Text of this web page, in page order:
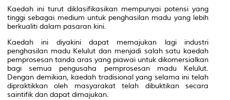
Kaedah ini turut diklasifikasikan mempunyai potensi yang
tinggi sebagai medium untuk penghasilan madu yang lebih
berkualiti dalam pasaran kini.
Kaedah ini diyakini dapat memajukan lagi industri
penghasilan madu Kelulut dan menjadi salah satu kaedah
pemprosesan tanda aras yang piawai untuk dikomersialkan
bagi semua pengusaha pemprosesan madu Kelulut.
Dengan demikian, kaedah tradisional yang selama ini telah
dipraktikkan oleh masyarakat telah dibuktikan secara
saintifik dan dapat dimajukan.